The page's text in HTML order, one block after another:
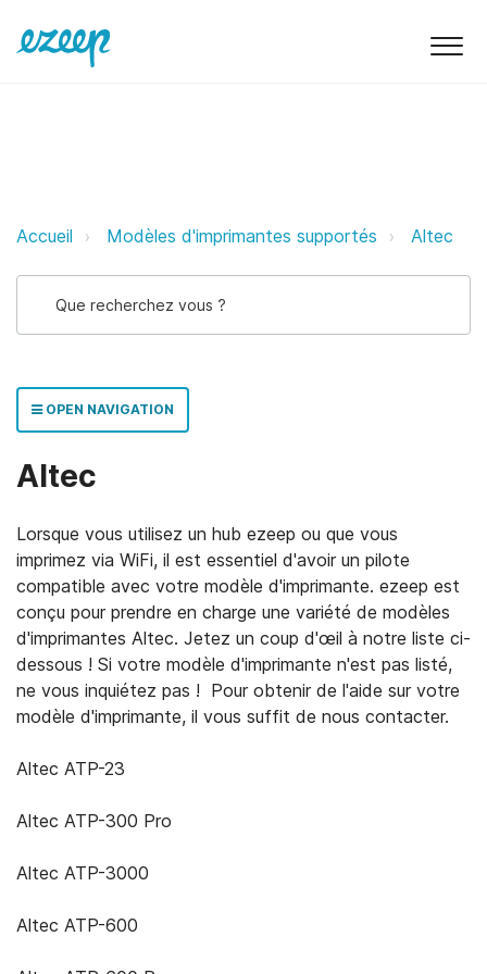
Altec ezeep Support Support
Accueil Modèles d'imprimantes supportés Altec
OPEN NAVIGATION
Altec
Lorsque vous utilisez un hub ezeep ou que vous
imprimez via WiFi, il est essentiel d'avoir un pilote
compatible avec votre modèle d'imprimante. ezeep est
conçu pour prendre en charge une variété de modèles
d'imprimantes Altec. Jetez un coup d'œil à notre liste ci-
dessous ! Si votre modèle d'imprimante n'est pas listé,
ne vous inquiétez pas ! Pour obtenir de l'aide sur votre
modèle d'imprimante, il vous suffit de nous contacter.
Altec ATP-23
Altec ATP-300 Pro
Altec ATP-3000
Altec ATP-600